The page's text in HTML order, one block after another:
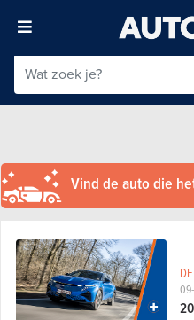
Vind de auto die